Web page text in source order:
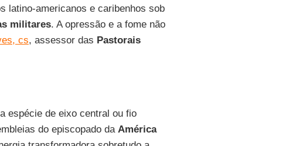
latino-americanos e caribenhos sob
militares. A opressão e a fome não
cs, assessor das Pastorais
espécie de eixo central ou fio
do episcopado da América